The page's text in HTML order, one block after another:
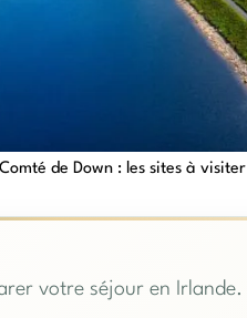
de Down : les sites à visiter
votre séjour en Irlande.